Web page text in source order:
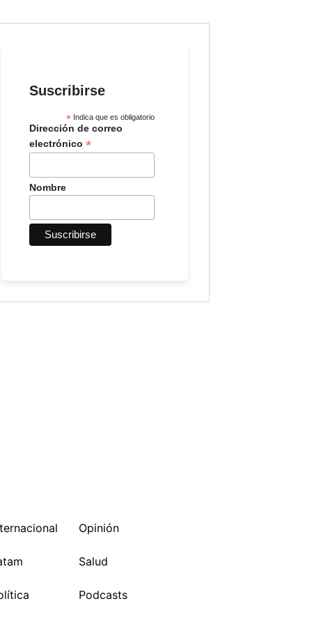
Suscribirse
* Indica que es obligatorio
Dirección de correo
electrónico *
Nombre
Opinión
Salud
Podcasts